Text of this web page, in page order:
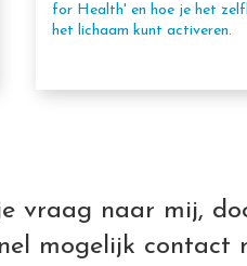
for Health' en hoe je het
het lichaam kunt activeren.
vraag naar mij,
mogelijk contact